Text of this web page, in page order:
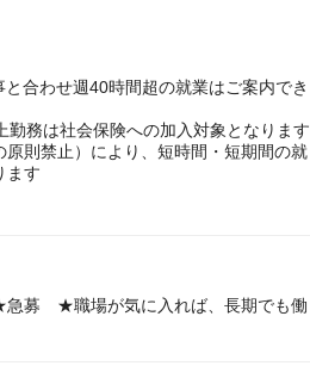
合わせ週40時間超の就業はご案内でき
務は社会保険への加入対象となります
則禁止）により、短時間・短期間の就
ます
募 ★職場が気に入れば、長期でも働